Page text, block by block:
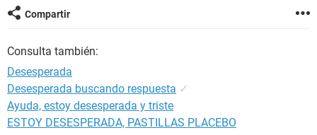
GLOSARIO
Compartir
Consulta también:
Desesperada
Desesperada buscando respuesta ✓
Ayuda, estoy desesperada y triste
ESTOY DESESPERADA, PASTILLAS PLACEBO